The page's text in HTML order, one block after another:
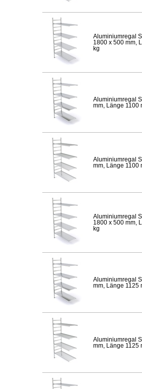
Aluminiumregal
1800 x 500 mm,
kg
Aluminiumregal
mm, Länge 1100
Aluminiumregal
mm, Länge 1100
Aluminiumregal
1800 x 500 mm,
kg
Aluminiumregal
mm, Länge 1125
Aluminiumregal
mm, Länge 1125